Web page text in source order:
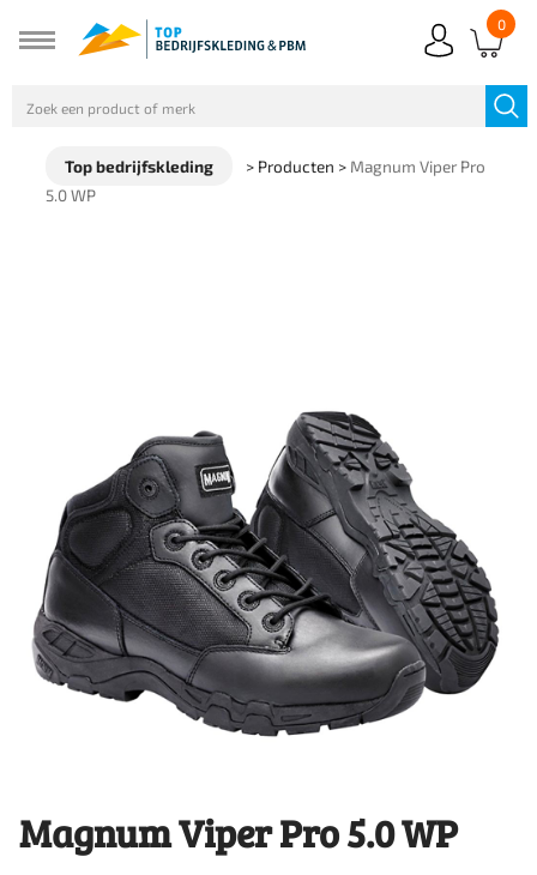
0
Top bedrijfskleding > Producten > Magnum Viper Pro
5.0 WP
Magnum Viper Pro 5.0 WP